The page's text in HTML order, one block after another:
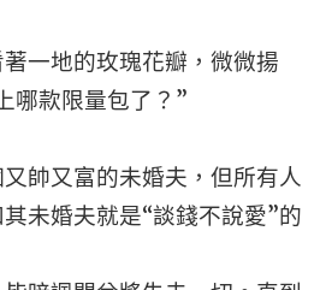
一地的玫瑰花瓣，微微揚
哪款限量包了？”
帥又富的未婚夫，但所有人
未婚夫就是“談錢不說愛”的